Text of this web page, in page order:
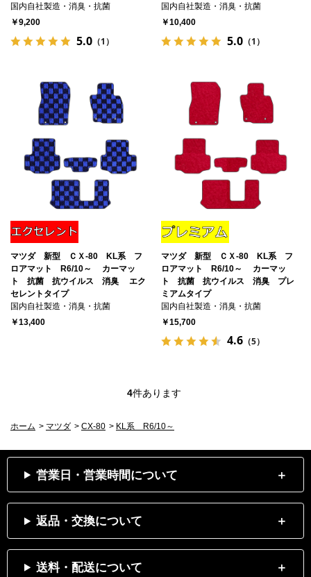
国内自社製造・消臭・抗菌
￥9,200
5.0 （1）
国内自社製造・消臭・抗菌
￥10,400
5.0（1）
マツダ 新型 ＣＸ-80 KL系 フ
ロアマット R6/10～ カーマッ
ト 抗菌 抗ウイルス 消臭 エク
セレントタイプ
国内自社製造・消臭・抗菌
￥13,400
マツダ 新型 ＣＸ-80 KL系 フ
ロアマット R6/10～ カーマッ
ト 抗菌 抗ウイルス 消臭 プレ
ミアムタイプ
国内自社製造・消臭・抗菌
￥15,700
4.6（5）
4件あります
ホーム > マツダ > CX-80 > KL系 R6/10～
営業日・営業時間について
返品・交換について
送料・配送について